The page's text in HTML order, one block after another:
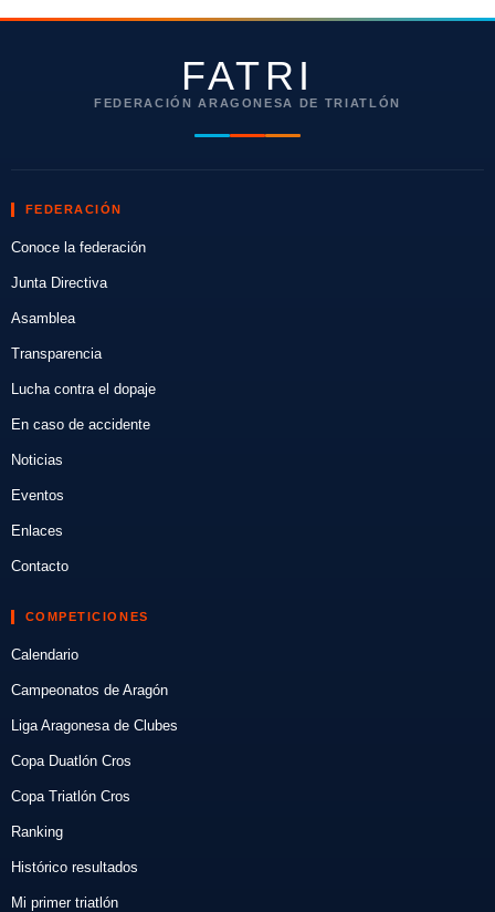
FATRI
FEDERACIÓN ARAGONESA DE TRIATLÓN
FEDERACIÓN
Conoce la federación
Junta Directiva
Asamblea
Transparencia
Lucha contra el dopaje
En caso de accidente
Noticias
Eventos
Enlaces
Contacto
COMPETICIONES
Calendario
Campeonatos de Aragón
Liga Aragonesa de Clubes
Copa Duatlón Cros
Copa Triatlón Cros
Ranking
Histórico resultados
Mi primer triatlón